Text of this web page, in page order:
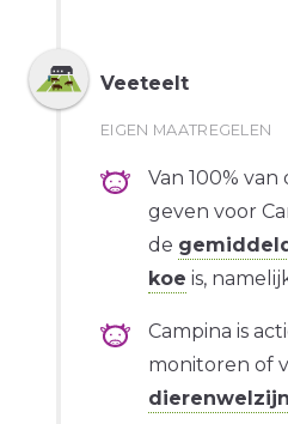
Veeteelt
EIGEN MAATREGELEN
Van 100%
geven voor
de
koe is,
Campina is
monitoren of
dierenwelzijn